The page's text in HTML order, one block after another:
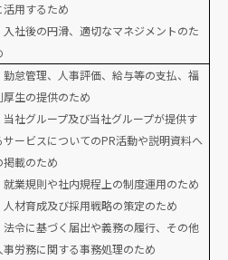
活用するため
入社後の円滑、適切なマネジメントのた
勤怠管理、人事評価、給与等の支払、福
厚生の提供のため
当社グループ及び当社グループが提供す
サービスについてのPR活動や説明資料へ
掲載のため
就業規則や社内規程上の制度運用のため
人材育成及び採用戦略の策定のため
法令に基づく届出や義務の履行、その他
事労務に関する事務処理のため